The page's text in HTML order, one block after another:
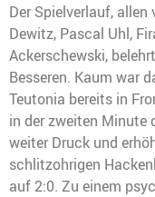
Der Spielverlauf, allen
Dewitz, Pascal Uhl,
Ackerschewski,
Besseren. Kaum war
Teutonia bereits in
in der zweiten Minute
weiter Druck und
schlitzohrigen
auf 2:0. Zu einem